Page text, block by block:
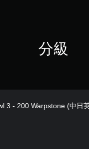
分級
3 - 200 Warpstone (中日